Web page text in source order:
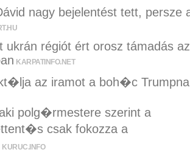
nagy bejelentést tett, persze
ukrán régiót ért orosz támadás az
KARPATINFO.NET
az iramot a boh�c
polg�rmestere szerint a
csak fokozza a
KURUC.INFO